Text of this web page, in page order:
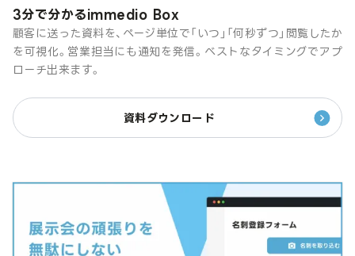
3分で分かるimmedio Box
顧客に送った資料を、ページ単位で「いつ」「何秒ずつ」閲覧したか
を可視化。営業担当にも通知を発信。ベストなタイミングでアプ
ローチ出来ます。
資料ダウンロード